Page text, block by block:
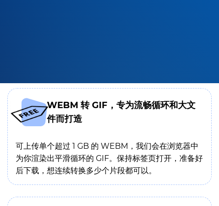
WEBM 转 GIF，专为流畅循环和大文
件而打造
可上传单个超过 1 GB 的 WEBM，我们会在浏览器中
为你渲染出平滑循环的 GIF。保持标签页打开，准备好
后下载，想连续转换多少个片段都可以。